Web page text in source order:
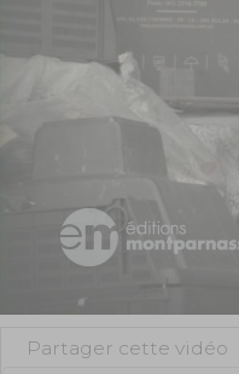
Partager cette vidéo